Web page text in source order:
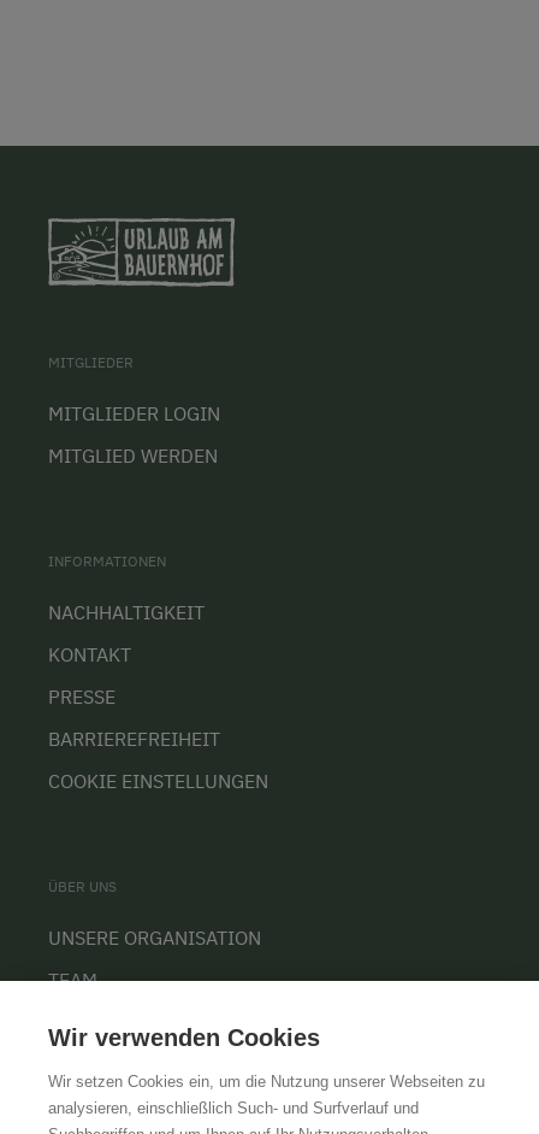
MITGLIEDER
MITGLIEDER LOGIN
MITGLIED WERDEN
INFORMATIONEN
NACHHALTIGKEIT
KONTAKT
PRESSE
BARRIEREFREIHEIT
COOKIE EINSTELLUNGEN
ÜBER UNS
UNSERE ORGANISATION
TEAM
KARRIERE
Wir verwenden Cookies
Wir setzen Cookies ein, um die Nutzung unserer Webseiten zu
analysieren, einschließlich Such- und Surfverlauf und